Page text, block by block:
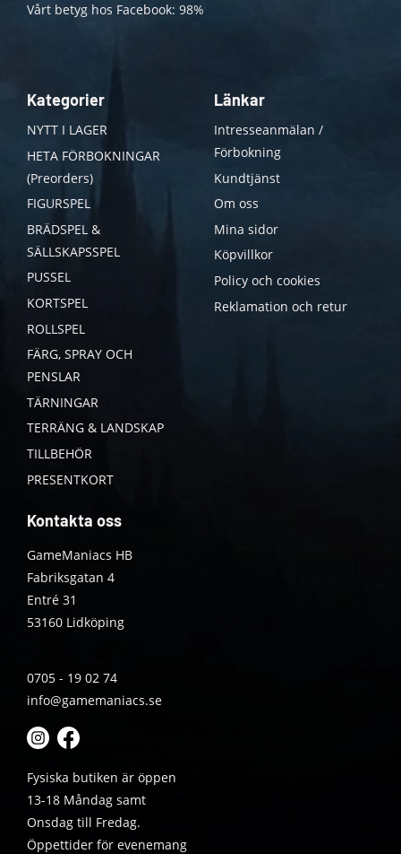
Vårt betyg hos Facebook: 98%
Kategorier
NYTT I LAGER
HETA FÖRBOKNINGAR
(Preorders)
FIGURSPEL
BRÄDSPEL &
SÄLLSKAPSSPEL
PUSSEL
KORTSPEL
ROLLSPEL
FÄRG, SPRAY OCH
PENSLAR
TÄRNINGAR
TERRÄNG & LANDSKAP
TILLBEHÖR
PRESENTKORT
Länkar
Intresseanmälan /
Förbokning
Kundtjänst
Om oss
Mina sidor
Köpvillkor
Policy och cookies
Reklamation och retur
Kontakta oss
GameManiacs HB
Fabriksgatan 4
Entré 31
53160 Lidköping
0705 - 19 02 74
info@gamemaniacs.se
Fysiska butiken är öppen
13-18 Måndag samt
Onsdag till Fredag.
Öppettider för evenemang